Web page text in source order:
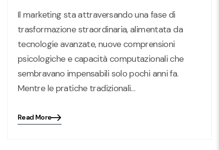
Il marketing sta attraversando una fase di
trasformazione straordinaria, alimentata da
tecnologie avanzate, nuove comprensioni
psicologiche e capacità computazionali che
sembravano impensabili solo pochi anni fa.
Mentre le pratiche tradizionali…
Blog
Read More